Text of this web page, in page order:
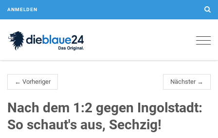
ANMELDEN
← Vorheriger Nächster →
Nach dem 1:2 gegen Ingolstadt:
So schaut's aus, Sechzig!